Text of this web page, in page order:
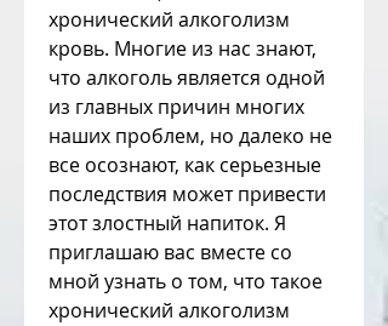
хронический алкоголизм
кровь. Многие из нас знают,
что алкоголь является одной
из главных причин многих
наших проблем, но далеко не
все осознают, как серьезные
последствия может привести
этот злостный напиток. Я
приглашаю вас вместе со
мной узнать о том, что такое
хронический алкоголизм